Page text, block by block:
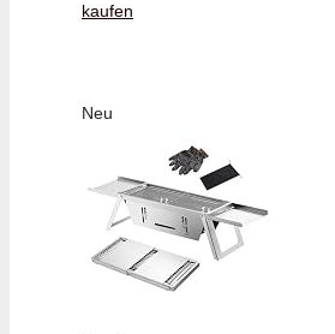
kaufen
Neu